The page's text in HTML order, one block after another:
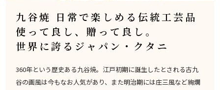
九谷焼 日常で楽しめる伝統工芸品
使って良し、贈って良し。
世界に誇るジャパン・クタニ
360年という歴史ある九谷焼。江戸初期に誕生したとされる古九
谷の画風は今もなお人気があり、また明治期には庄三風など絢爛